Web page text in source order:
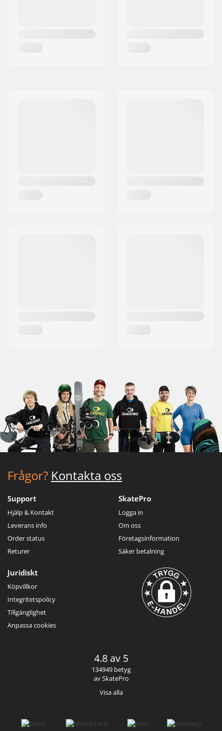
Frågor? Kontakta oss
Support
Hjälp & Kontakt
Leverans info
Order status
Returer
SkatePro
Logga in
Om oss
Företagsinformation
Säker betalning
Juridiskt
Köpvillkor
Integritetspolicy
Tillgänglighet
Anpassa cookies
4.8 av 5
134949 betyg
av SkatePro
Visa alla